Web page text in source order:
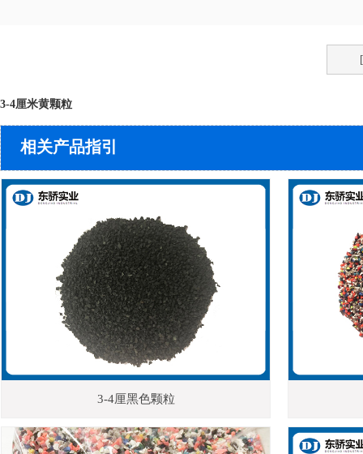
3-4厘米黄颗粒
相关产品指引
3-4厘黑色颗粒